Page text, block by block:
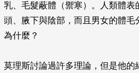
乳、毛髮蔽體（禦寒）。人類體表
頭、腋下與陰部，而且男女的體毛
為什麼？
莫理斯討論過許多理論，但是他的